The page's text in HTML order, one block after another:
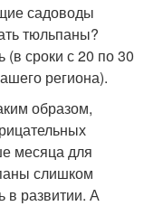
садоводы
тюльпаны?
сроки с 20 по 30
региона).
образом,
месяца для
слишком
в развитии. А